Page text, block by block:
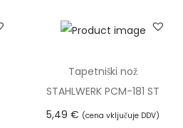
Tapetniški nož
STAHLWERK PCM-181 ST
5,49€ (cena vključuje DDV)